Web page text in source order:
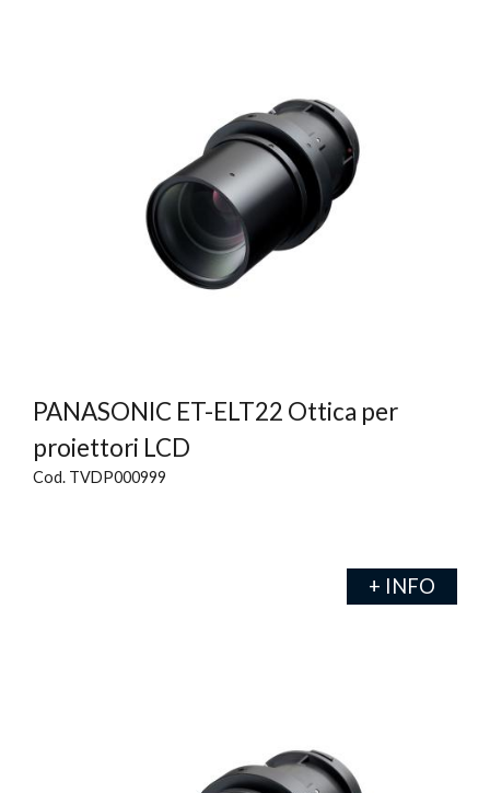
PANASONIC ET-ELT22 Ottica per
proiettori LCD
Cod. TVDP000999
+ INFO